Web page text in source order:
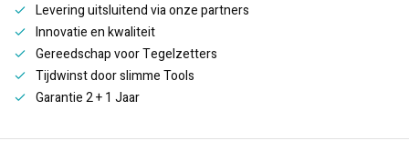
Levering uitsluitend via onze partners
Innovatie en kwaliteit
Gereedschap voor Tegelzetters
Tijdwinst door slimme Tools
Garantie 2 + 1 Jaar